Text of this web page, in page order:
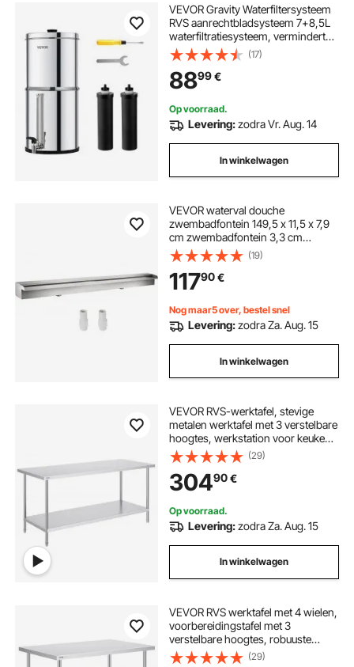
VEVOR Gravity Waterfiltersysteem
RVS aanrechtbladsysteem 7+8,5L
waterfiltratiesysteem, vermindert
lood en tot 99% chloor, met 2
koolstoffilters en waterpeilkraan,
kampeer- en campercamper
(17)
8899€
Op voorraad.
Levering:zodra Vr. Aug. 14
In winkelwagen
VEVOR waterval douche
zwembadfontein 149,5 x 11,5 x 7,9
cm zwembadfontein 3,3 cm
waterfontein 2 cm decoratie
tuinvijver
(19)
11790€
Nog maar5 over, bestel snel
Levering:zodra Za. Aug. 15
In winkelwagen
VEVOR RVS-werktafel, stevige
metalen werktafel met 3 verstelbare
hoogtes, werkstation voor keuken,
garage, restaurant, achtertuin 762 x
1829 x 864 mm
(29)
30490€
Op voorraad.
Levering:zodra Za. Aug. 15
In winkelwagen
VEVOR RVS werktafel met 4 wielen,
voorbereidingstafel met 3
verstelbare hoogtes, robuuste
werktafel voor commerciële
(29)